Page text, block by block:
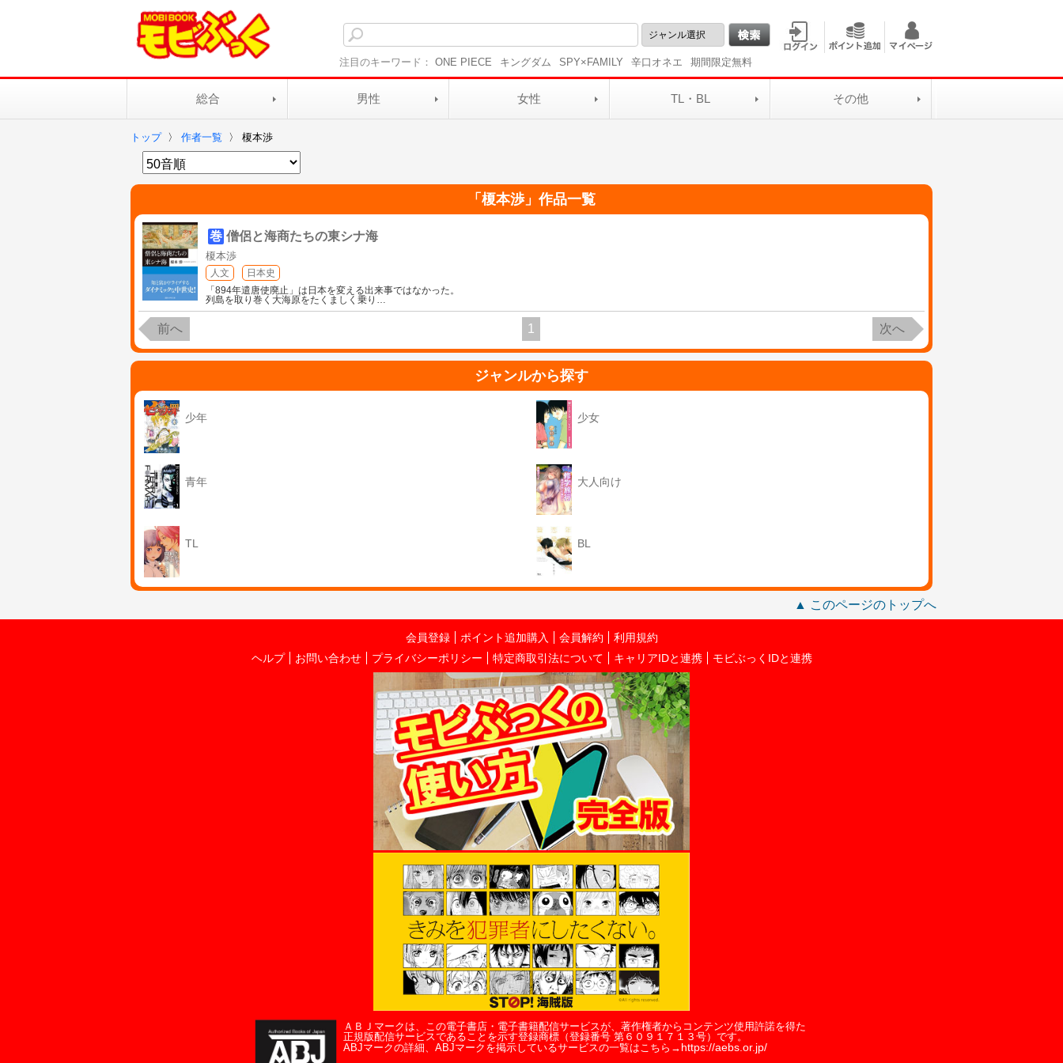
注目のキーワード： ONE PIECE キングダム SPY×FAMILY 辛口オネエ 期間限定無料
総合 男性 女性 TL・BL その他
トップ 〉 作者一覧 〉 榎本渉
「 榎本渉」作品一覧
巻 僧侶と海商たちの東シナ海
榎本渉
人文
日本史
「894年遣唐使廃止」は日本を変える出来事ではなかった。
列島を取り巻く大海原をたくましく乗り …
前へ 1 次へ
ジャンルから探す
少年 少女
青年 大人向け
TL BL
▲ このページのトップへ
会員登録 ポイント追加購入 会員解約
利用規約
ヘルプ
お問い合わせ プライバシーポリシー 特定商取引法について キャリアIDと連携 モビぶっくIDと連携
ＡＢＪマークは、この電子書店・電子書籍配信サービスが、著作権者からコンテンツ使用許諾を得た
正規版配信サービスであることを示す登録商標（登録番号 第６０９１７１３号）です。
ABJマークの詳細、ABJマークを掲示しているサービスの一覧はこちら→ https://aebs.or.jp/